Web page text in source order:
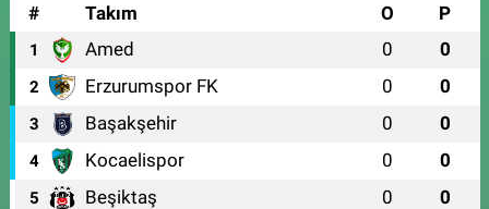
#
Takım O P
1 Amed 0 0
2 Erzurumspor FK 0 0
3 Başakşehir 0 0
4 Kocaelispor 0 0
5 Beşiktaş 0 0